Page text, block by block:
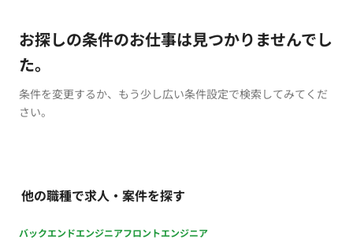
お探しの条件のお仕事は見つかりませんでし
た。
条件を変更するか、もう少し広い条件設定で検索してみてくだ
さい。
他の職種で求人・案件を探す
バックエンドエンジニアフロントエンジニア